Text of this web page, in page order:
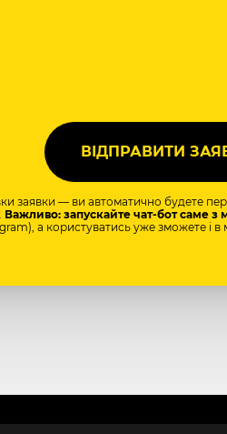
заявки — ви автоматично будете
Важливо: запускайте чат-бот саме з
а користуватись уже зможете і в